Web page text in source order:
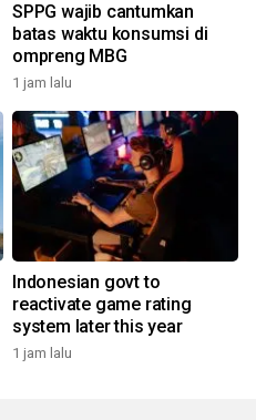
SPPG wajib cantumkan
batas waktu konsumsi di
ompreng MBG
1 jam lalu
Indonesian govt to
reactivate game rating
system later this year
1 jam lalu